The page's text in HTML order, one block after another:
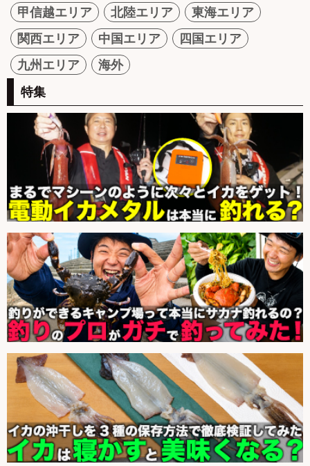
甲信越エリア 北陸エリア
東海エリア
関西エリア
中国エリア
四国エリア
九州エリア
海外
特集